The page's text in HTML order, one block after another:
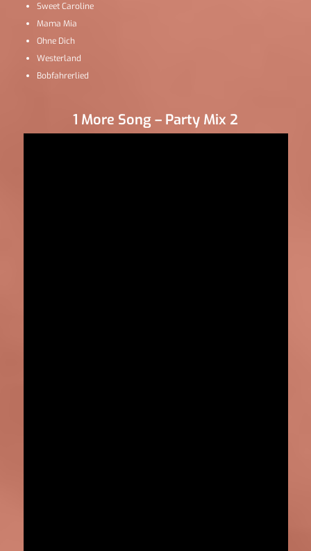
Sweet Caroline
Mama Mia
Ohne Dich
Westerland
Bobfahrerlied
1 More Song – Party Mix 2